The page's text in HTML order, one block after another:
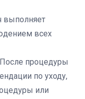
выполняет
всех
После процедуры
по уходу,
или